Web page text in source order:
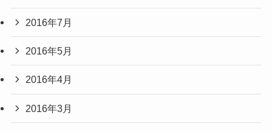
2016年7月
2016年5月
2016年4月
2016年3月